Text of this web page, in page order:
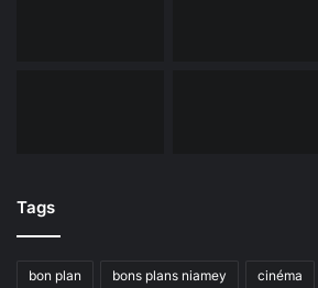
Tags
bon plan bons plans niamey cinéma